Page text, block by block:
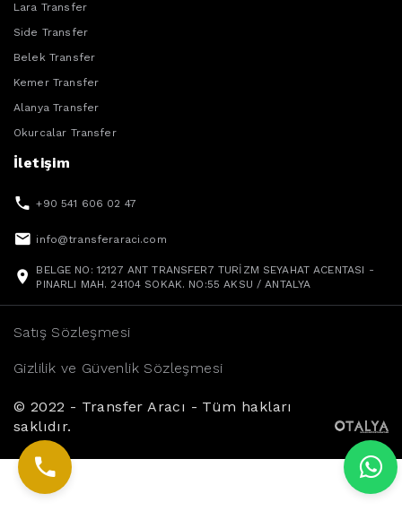
Lara Transfer
Side Transfer
Belek Transfer
Kemer Transfer
Alanya Transfer
Okurcalar Transfer
İletişim
+90 541 606 02 47
info@transferaraci.com
BELGE NO: 12127 ANT TRANSFER7 TURİZM SEYAHAT ACENTASI -
PINARLI MAH. 24104 SOKAK. NO:55 AKSU / ANTALYA
© 2022 - Transfer Aracı - Tüm hakları
saklıdır.
Gizlilik ve Güvenlik Sözleşmesi
Satış Sözleşmesi